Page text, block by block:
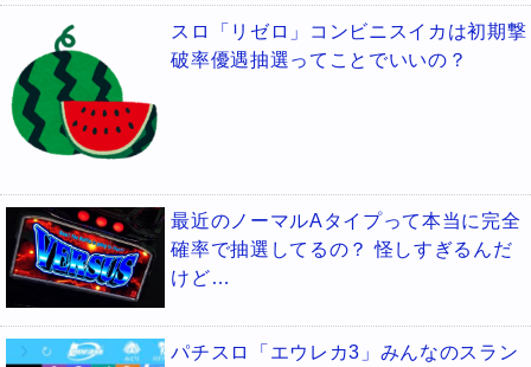
スロ「リゼロ」コンビニスイカは初期撃
破率優遇抽選ってことでいいの？
最近のノーマルAタイプって本当に完全
確率で抽選してるの？ 怪しすぎるんだ
けど…
パチスロ「エウレカ3」みんなのスラン